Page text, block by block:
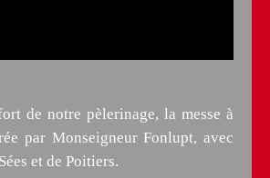
de notre pèlerinage, la messe à
par Monseigneur Fonlupt, avec
et de Poitiers.